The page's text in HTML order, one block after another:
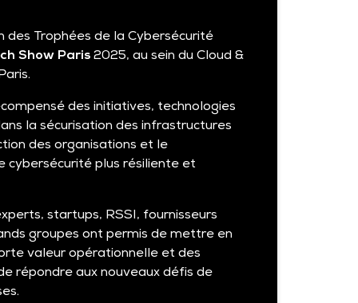
des Trophées de la Cybersécurité
Show Paris2025, au sein du Cloud &
des initiatives, technologies
la sécurisation des infrastructures
des organisations et le
cybersécurité plus résiliente et
startups, RSSI, fournisseurs
groupes ont permis de mettre en
valeur opérationnelle et des
répondre aux nouveaux défis de